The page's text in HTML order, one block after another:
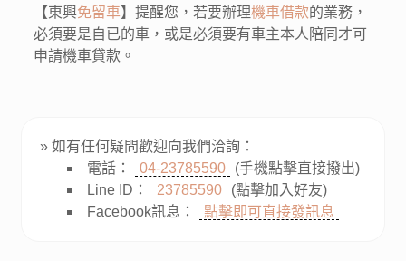
【東興免留車】提醒您，若要辦理機車借款的業務，
必須要是自已的車，或是必須要有車主本人陪同才可
申請機車貸款。
» 如有任何疑問歡迎向我們洽詢：
電話：
04-23785590
(手機點擊直接撥出)
Line ID：
23785590
(點擊加入好友)
Facebook訊息：
點擊即可直接發訊息